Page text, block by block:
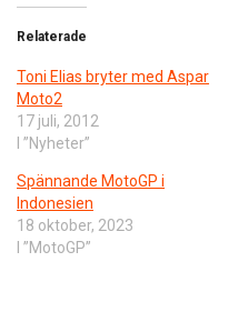
Relaterade
Toni Elias bryter med Aspar
Moto2
17 juli, 2012
I ”Nyheter”
Spännande MotoGP i
Indonesien
18 oktober, 2023
I ”MotoGP”